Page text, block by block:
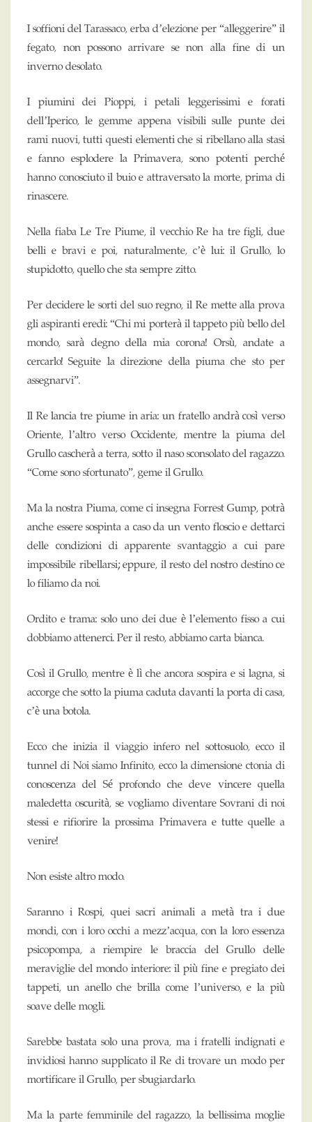
I soffioni del Tarassaco, erba d’elezione per “alleggerire” il
fegato, non possono arrivare se non alla fine di un
inverno desolato.
I piumini dei Pioppi, i petali leggerissimi e forati
dell’Iperico, le gemme appena visibili sulle punte dei
rami nuovi, tutti questi elementi che si ribellano alla stasi
e fanno esplodere la Primavera, sono potenti perché
hanno conosciuto il buio e attraversato la morte, prima di
rinascere.
Nella fiaba Le Tre Piume, il vecchio Re ha tre figli, due
belli e bravi e poi, naturalmente, c’è lui: il Grullo, lo
stupidotto, quello che sta sempre zitto.
Per decidere le sorti del suo regno, il Re mette alla prova
gli aspiranti eredi: “Chi mi porterà il tappeto più bello del
mondo, sarà degno della mia corona! Orsù, andate a
cercarlo! Seguite la direzione della piuma che sto per
assegnarvi”.
Il Re lancia tre piume in aria: un fratello andrà così verso
Oriente, l’altro verso Occidente, mentre la piuma del
Grullo cascherà a terra, sotto il naso sconsolato del ragazzo.
“Come sono sfortunato”, geme il Grullo.
Ma la nostra Piuma, come ci insegna Forrest Gump, potrà
anche essere sospinta a caso da un vento floscio e dettarci
delle condizioni di apparente svantaggio a cui pare
impossibile ribellarsi; eppure, il resto del nostro destino ce
lo filiamo da noi.
Ordito e trama: solo uno dei due è l’elemento fisso a cui
dobbiamo attenerci. Per il resto, abbiamo carta bianca.
Così il Grullo, mentre è lì che ancora sospira e si lagna, si
accorge che sotto la piuma caduta davanti la porta di casa,
c’è una botola.
Ecco che inizia il viaggio infero nel sottosuolo, ecco il
tunnel di Noi siamo Infinito, ecco la dimensione ctonia di
conoscenza del Sé profondo che deve vincere quella
maledetta oscurità, se vogliamo diventare Sovrani di noi
stessi e rifiorire la prossima Primavera e tutte quelle a
venire!
Non esiste altro modo.
Saranno i Rospi, quei sacri animali a metà tra i due
mondi, con i loro occhi a mezz’acqua, con la loro essenza
psicopompa, a riempire le braccia del Grullo delle
meraviglie del mondo interiore: il più fine e pregiato dei
tappeti, un anello che brilla come l’universo, e la più
soave delle mogli.
Sarebbe bastata solo una prova, ma i fratelli indignati e
invidiosi hanno supplicato il Re di trovare un modo per
mortificare il Grullo, per sbugiardarlo.
Ma la parte femminile del ragazzo, la bellissima moglie